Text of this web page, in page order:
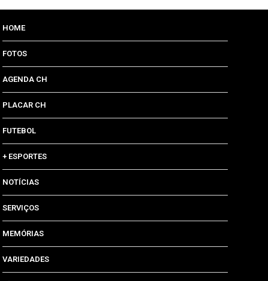
HOME
FOTOS
AGENDA CH
PLACAR CH
FUTEBOL
+ ESPORTES
NOTÍCIAS
SERVIÇOS
MEMÓRIAS
VARIEDADES